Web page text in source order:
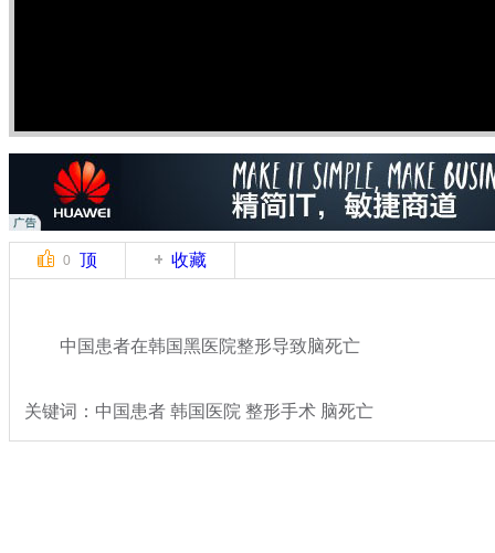
0 顶 收藏
中国患者在韩国黑医院整形导致脑死亡
关键词：中国患者 韩国医院 整形手术 脑死亡